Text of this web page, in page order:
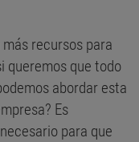
recursos para
queremos que todo
abordar esta
Es
para que